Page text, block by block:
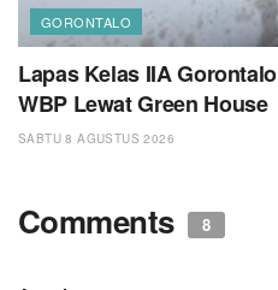
GORONTALO
Lapas Kelas IIA
WBP Lewat Green House
SABTU 8 AGUSTUS 2026
Comments 8